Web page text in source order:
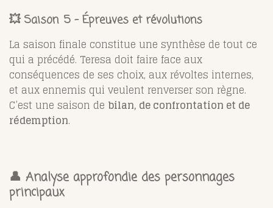
💥 Saison 5 – Épreuves et révolutions
La saison finale constitue une synthèse de tout ce
qui a précédé. Teresa doit faire face aux
conséquences de ses choix, aux révoltes internes,
et aux ennemis qui veulent renverser son règne.
C’est une saison de bilan, de confrontation et de
rédemption.
👤 Analyse approfondie des personnages
principaux